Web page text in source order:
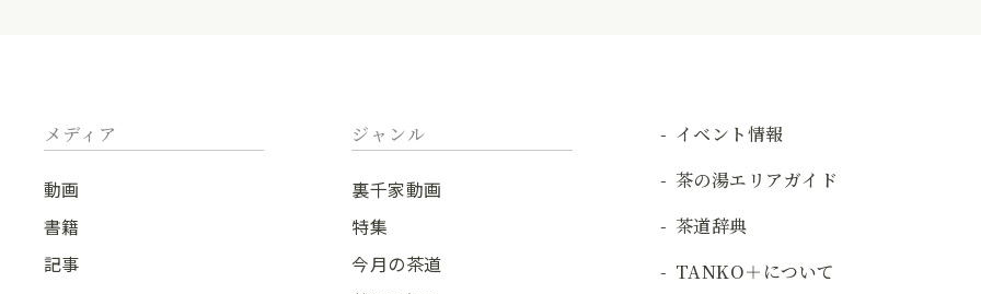
メディア
動画
書籍
記事
ジャンル
裏千家動画
特集
今月の茶道
イベント情報
茶の湯エリアガイド
茶道辞典
TANKO＋について